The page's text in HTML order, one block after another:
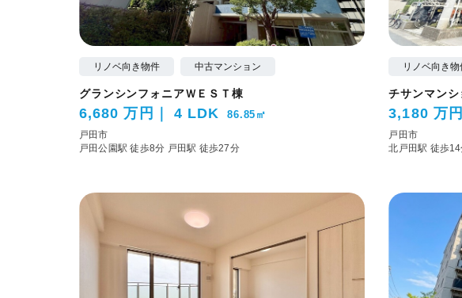
リノベ向き物件 中古マンション
グランシンフォニアＷＥＳＴ棟
6,680 万円 4 LDK 86.85㎡
戸田市
戸田公園駅 徒歩8分 戸田駅 徒歩27分
リノベ向き物
チサンマンシ
3,180 万円
戸田市
北戸田駅 徒歩14